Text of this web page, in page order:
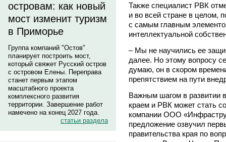
островам: как новый
мост изменит туризм
в Приморье
Группа компаний "Остов"
планирует построить мост,
который свяжет Русский остров
с островом Елены. Переправа
станет первым этапом
масштабного проекта
комплексного развития
территории. Завершение работ
намечено на конец 2027 года.
статьи раздела
Также специалист РВК
и во всей стране в целом,
с самым главным
интеллектуальной
– Мы не научились ее
далее. Но этому вопросу
думаю, он в скором
препятствием на пути
Важным шагом в развитии
краем и РВК может стать
компании ООО
предложение озвучил
правительства края по